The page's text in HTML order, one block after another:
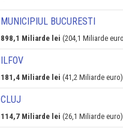
MUNICIPIUL BUCURESTI
898,1 Miliarde lei (204,1 Miliarde
ILFOV
181,4 Miliarde lei (41,2 Miliarde euro)
CLUJ
114,7 Miliarde lei (26,1 Miliarde euro)